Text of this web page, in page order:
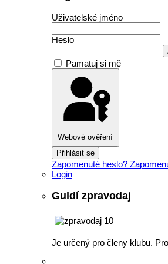
Uživatelské jméno
Heslo
Pamatuj si mě
Webové ověření
Přihlásit se
Zapomenuté heslo?
Login
Guldí zpravodaj
Je určený pro členy klubu.